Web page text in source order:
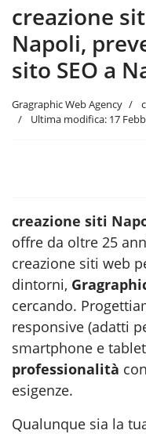
creazione
Napoli,
sito SEO a
Gragraphic Web Agency
Ultima modifica: 17
creazione siti
offre da oltre 25
creazione siti web
dintorni,
cercando.
responsive (adatti
smartphone e
professionalità
esigenze.
Qualunque sia la